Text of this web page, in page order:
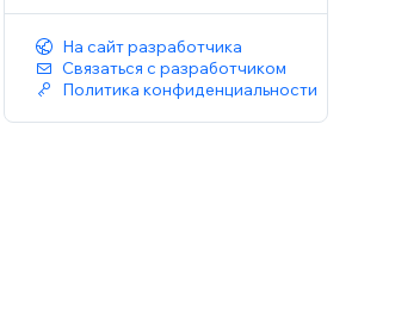
На сайт разработчика
Связаться с разработчиком
Политика конфиденциальности